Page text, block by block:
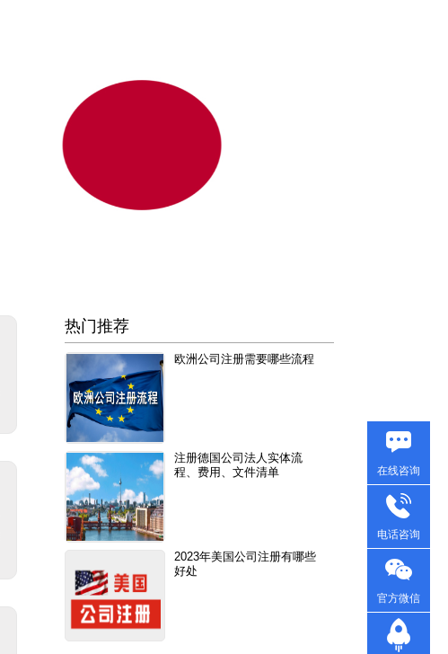
热门推荐
欧洲公司注册需要哪些流程
注册德国公司法人实体流
程、费用、文件清单
2023年美国公司注册有哪些
好处
在线咨询
电话咨询
官方微信